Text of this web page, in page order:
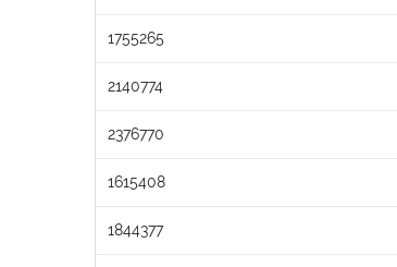
1755265
2140774
2376770
1615408
1844377